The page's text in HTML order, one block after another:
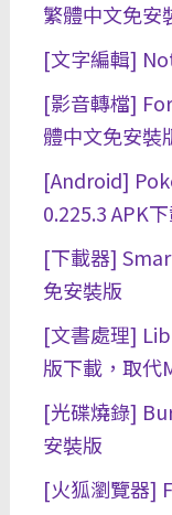
繁體中文免安
[文字編輯]
[影音轉檔]
體中文免安裝
[Android]
0.225.3 APK
[下載器]
免安裝版
[文書處理]
版下載，取代
[光碟燒錄]
安裝版
[火狐瀏覽器]